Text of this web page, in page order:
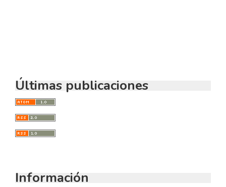
Últimas publicaciones
Información